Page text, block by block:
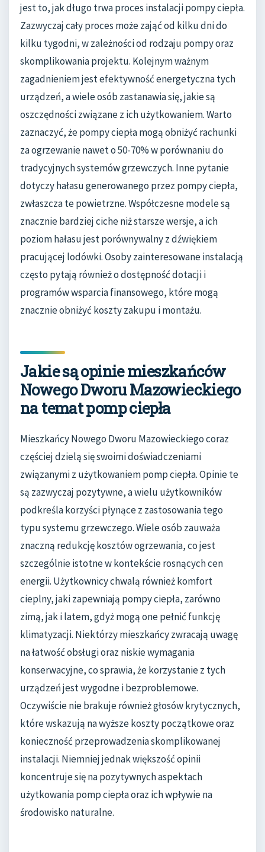
jest to, jak długo trwa proces instalacji pompy ciepła.
Zazwyczaj cały proces może zająć od kilku dni do
kilku tygodni, w zależności od rodzaju pompy oraz
skomplikowania projektu. Kolejnym ważnym
zagadnieniem jest efektywność energetyczna tych
urządzeń, a wiele osób zastanawia się, jakie są
oszczędności związane z ich użytkowaniem. Warto
zaznaczyć, że pompy ciepła mogą obniżyć rachunki
za ogrzewanie nawet o 50-70% w porównaniu do
tradycyjnych systemów grzewczych. Inne pytanie
dotyczy hałasu generowanego przez pompy ciepła,
zwłaszcza te powietrzne. Współczesne modele są
znacznie bardziej ciche niż starsze wersje, a ich
poziom hałasu jest porównywalny z dźwiękiem
pracującej lodówki. Osoby zainteresowane instalacją
często pytają również o dostępność dotacji i
programów wsparcia finansowego, które mogą
znacznie obniżyć koszty zakupu i montażu.
Jakie są opinie mieszkańców
Nowego Dworu Mazowieckiego
na temat pomp ciepła
Mieszkańcy Nowego Dworu Mazowieckiego coraz
częściej dzielą się swoimi doświadczeniami
związanymi z użytkowaniem pomp ciepła. Opinie te
są zazwyczaj pozytywne, a wielu użytkowników
podkreśla korzyści płynące z zastosowania tego
typu systemu grzewczego. Wiele osób zauważa
znaczną redukcję kosztów ogrzewania, co jest
szczególnie istotne w kontekście rosnących cen
energii. Użytkownicy chwalą również komfort
cieplny, jaki zapewniają pompy ciepła, zarówno
zimą, jak i latem, gdyż mogą one pełnić funkcję
klimatyzacji. Niektórzy mieszkańcy zwracają uwagę
na łatwość obsługi oraz niskie wymagania
konserwacyjne, co sprawia, że korzystanie z tych
urządzeń jest wygodne i bezproblemowe.
Oczywiście nie brakuje również głosów krytycznych,
które wskazują na wyższe koszty początkowe oraz
konieczność przeprowadzenia skomplikowanej
instalacji. Niemniej jednak większość opinii
koncentruje się na pozytywnych aspektach
użytkowania pomp ciepła oraz ich wpływie na
środowisko naturalne.